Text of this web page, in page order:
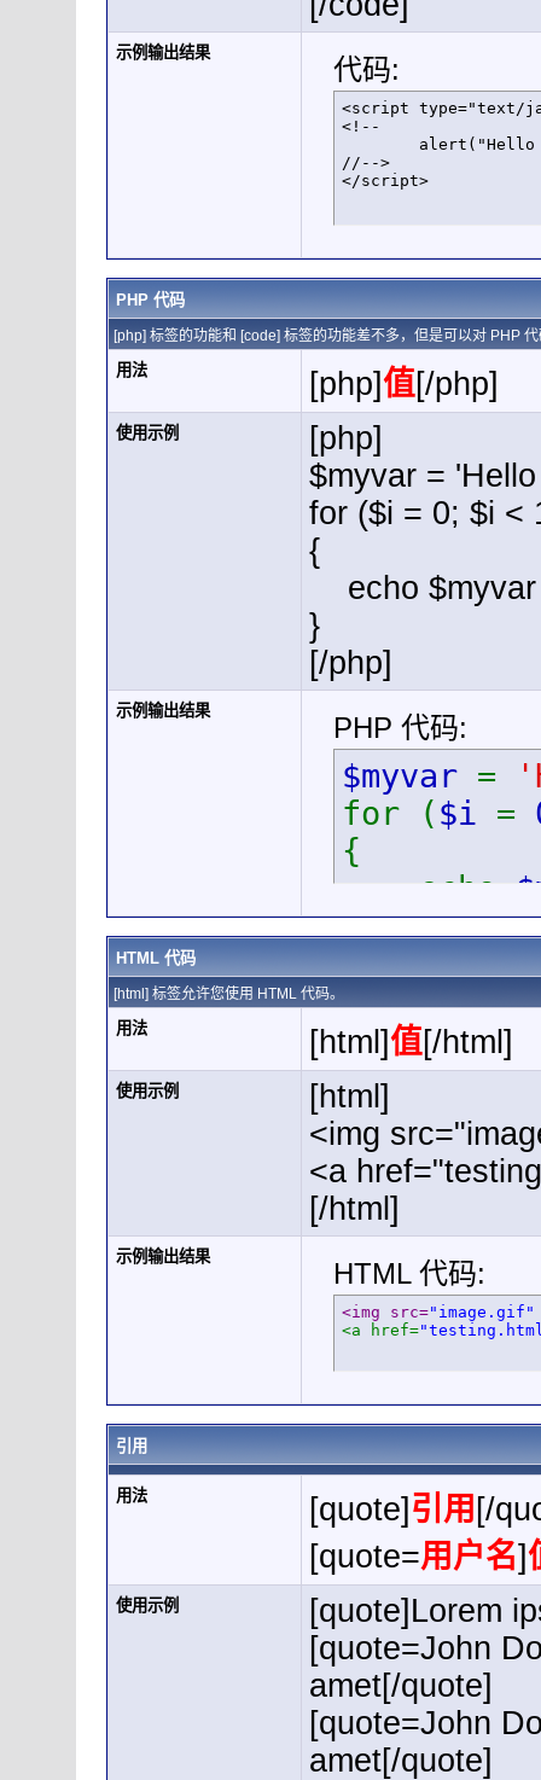
示例输出结果
代码:
<script type="text/
<!--
//-->
</script>
PHP 代码
[php] 标签的功能和 [code] 标签的功能差不多，但是可以对 PHP
用法 [php]值[/php]
使用示例
[php]
$myvar =
for ($i = 0; $i <
{
echo $myvar
}
[/php]
示例输出结果
PHP 代码:
$myvar =
for ($i =
{
echo
}
HTML 代码
[html] 标签允许您使用 HTML 代码。
用法 [html]值[/html]
使用示例
[html]
<img
<a
[/html]
示例输出结果
HTML 代码:
<img src="image.gif"
<a href=
引用
用法 [quote] 引用 [/
[quote=用户名]
使用示例
[quote]Lorem
[quote=John
amet[/quote]
[quote=John
amet[/quote]